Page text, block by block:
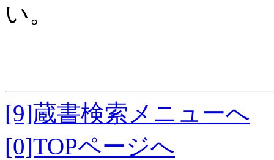
い。
[9]蔵書検索メニューへ
[0]TOPページへ